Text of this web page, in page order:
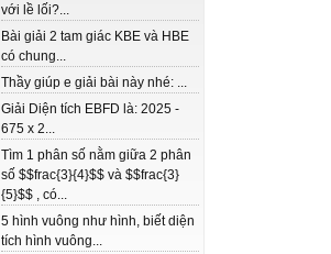
với lề lối?...
Bài giải 2 tam giác KBE và HBE
có chung...
Thầy giúp e giải bài này nhé: ...
Giải Diện tích EBFD là: 2025 -
675 x 2...
Tìm 1 phân số nằm giữa 2 phân
số $$frac{3}{4}$$ và $$frac{3}
{5}$$ , có...
5 hình vuông như hình, biết diện
tích hình vuông...